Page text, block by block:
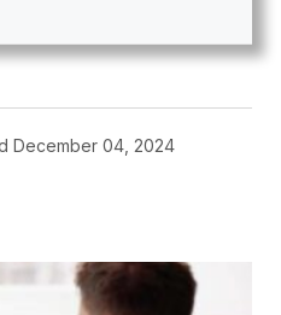
December 04, 2024